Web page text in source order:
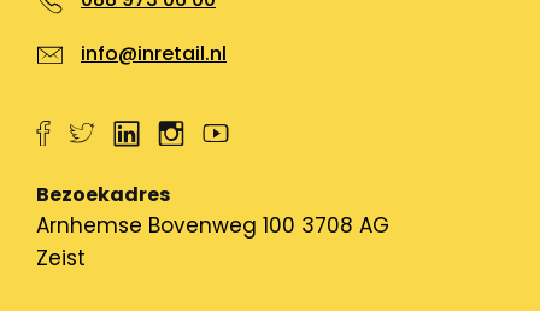
info@inretail.nl
Bezoekadres
Arnhemse Bovenweg 100 3708 AG
Zeist